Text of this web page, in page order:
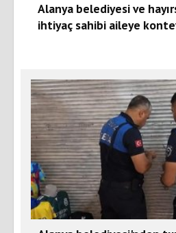
Alanya belediyesi ve
ihtiyaç sahibi aileye